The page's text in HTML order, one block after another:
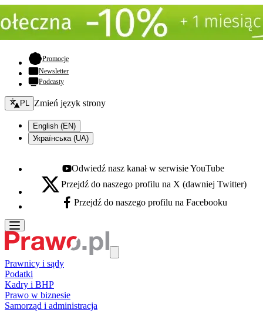
Promocje- otwiera się w nowej karcie
Newsletter
Podcasty
Zmień język - bieżący:
PL Zmień język strony
English (EN)
Українська (UA)
Youtube - otwiera się w nowej karcie
Odwiedź nasz kanał w serwisie YouTube
X - otwiera się w nowej karcie
Przejdź do naszego profilu na X (dawniej Twitter)
Facebook - otwiera się w nowej karcie
Przejdź do naszego profilu na Facebooku
Prawnicy i sądy
Podatki
Kadry i BHP
Prawo w biznesie
Samorząd i administracja